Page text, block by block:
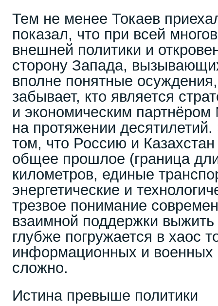
Тем не менее Токаев
показал, что при всей
внешней политики и
сторону Запада,
вполне понятные
забывает, кто является
и экономическим
на протяжении
том, что Россию и
общее прошлое (граница
километров, единые
энергетические и
трезвое понимание
взаимной поддержки
глубже погружается в хаос
информационных и военных
сложно.
Истина превыше политики